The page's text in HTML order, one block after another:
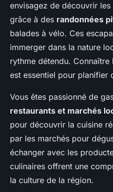
envisagez de découvrir
grâce à des randonnées
balades à vélo. Ces
immerger dans la nature
rythme détendu.
est essentiel pour planifier
Vous êtes passionné de
restaurants et marchés
pour découvrir la cuisine
par les marchés pour
échanger avec les
culinaires offrent une
la culture de la région.